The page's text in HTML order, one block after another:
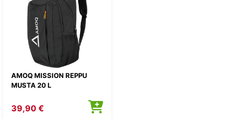
AMOQ MISSION REPPU
MUSTA 20 L
39,90 €